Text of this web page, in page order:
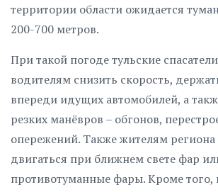
территории области ожидается
200-700 метров.
При такой погоде тульские
водителям снизить скорость,
впереди идущих автомобилей, а
резких манёвров – обгонов,
опережений. Также жителям региона
двигаться при ближнем свете фар
противотуманные фары. Кроме того,